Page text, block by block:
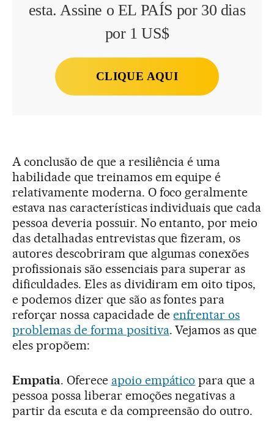
esta. Assine o EL PAÍS por 30 dias
por 1 US$
CLIQUE AQUI
A conclusão de que a resiliência é uma
habilidade que treinamos em equipe é
relativamente moderna. O foco geralmente
estava nas características individuais que cada
pessoa deveria possuir. No entanto, por meio
das detalhadas entrevistas que fizeram, os
autores descobriram que algumas conexões
profissionais são essenciais para superar as
dificuldades. Eles as dividiram em oito tipos,
e podemos dizer que são as fontes para
reforçar nossa capacidade deenfrentar os
problemas de forma positiva. Vejamos as que
eles propõem:
Empatia. Oferece apoio empático para que a
pessoa possa liberar emoções negativas a
partir da escuta e da compreensão do outro.